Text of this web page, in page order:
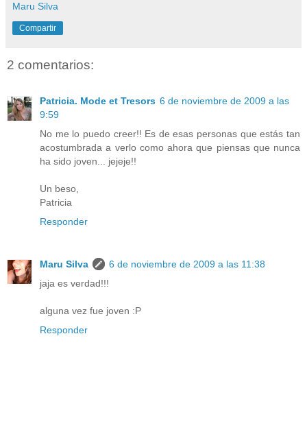
Maru Silva
Compartir
2 comentarios:
Patricia. Mode et Tresors 6 de noviembre de 2009 a las
9:59
No me lo puedo creer!! Es de esas personas que estás tan
acostumbrada a verlo como ahora que piensas que nunca
ha sido joven... jejeje!!
Un beso,
Patricia
Responder
Maru Silva
6 de noviembre de 2009 a las 11:38
jaja es verdad!!!
alguna vez fue joven :P
Responder